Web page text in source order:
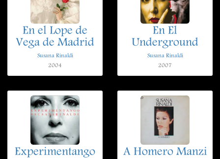
En el Lope de
Vega de Madrid
Susana Rinaldi
2004
En El
Underground
Susana Rinaldi
2007
Experimentango A Homero Manzi